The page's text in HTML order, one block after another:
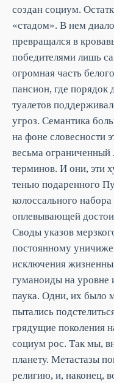
создан социум.
«стадом». В нем
превращался в
победителями лишь
огромная часть
пансион, где
туалетов
угроз. Семантика
на фоне словесности
весьма ограниченный
терминов. И они, эти
тенью подаренного
колоссального
оплевывающей
Своды указов
постоянному
исключения
гуманоиды на уровне
паука. Одни, их было
пытались
грядущие поколения
социум рос. Так мы,
планету. Метастазы
религию, и, наконец,